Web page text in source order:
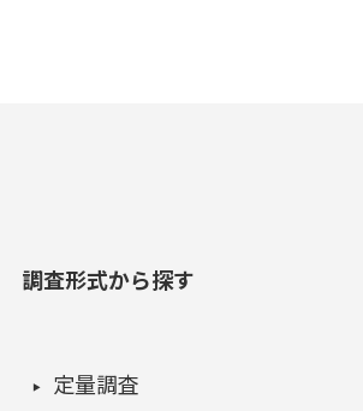
調査形式から探す
定量調査